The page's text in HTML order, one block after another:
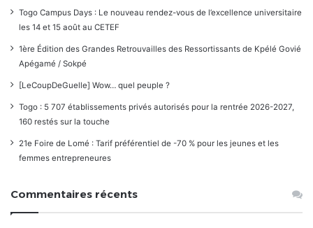
Togo Campus Days : Le nouveau rendez-vous de l’excellence universitaire
les 14 et 15 août au CETEF
1ère Édition des Grandes Retrouvailles des Ressortissants de Kpélé Govié
Apégamé / Sokpé
[LeCoupDeGuelle] Wow… quel peuple ?
Togo : 5 707 établissements privés autorisés pour la rentrée 2026-2027,
160 restés sur la touche
21e Foire de Lomé : Tarif préférentiel de -70 % pour les jeunes et les
femmes entrepreneures
Commentaires récents